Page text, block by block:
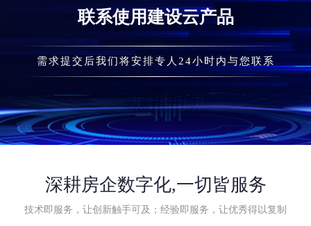
联系使用建设云产品
需求提交后我们将安排专人24小时内与您联系
深耕房企数字化,一切皆服务
技术即服务，让创新触手可及；经验即服务，让优秀得以复制